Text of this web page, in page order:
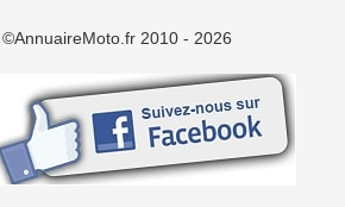
2010 - 2026